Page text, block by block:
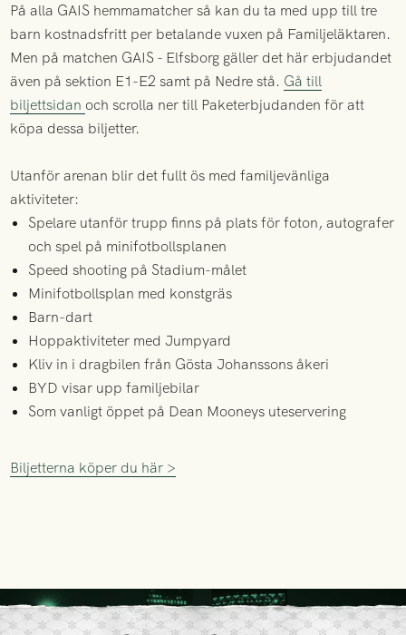
På alla GAIS hemmamatcher så kan du ta med upp till tre
barn kostnadsfritt per betalande vuxen på Familjeläktaren.
Men på matchen GAIS - Elfsborg gäller det här erbjudandet
även på sektion E1-E2 samt på Nedre stå. Gå till
biljettsidan och scrolla ner till Paketerbjudanden för att
köpa dessa biljetter.
Utanför arenan blir det fullt ös med familjevänliga
aktiviteter:
Spelare utanför trupp finns på plats för foton, autografer
och spel på minifotbollsplanen
Speed shooting på Stadium-målet
Minifotbollsplan med konstgräs
Barn-dart
Hoppaktiviteter med Jumpyard
Kliv in i dragbilen från Gösta Johanssons åkeri
BYD visar upp familjebilar
Som vanligt öppet på Dean Mooneys uteservering
Biljetterna köper du här >